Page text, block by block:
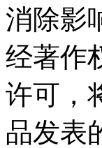
消除影
经著作
许可，
品发表